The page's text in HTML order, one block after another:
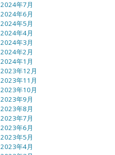
2024年7月
2024年6月
2024年5月
2024年4月
2024年3月
2024年2月
2024年1月
2023年12月
2023年11月
2023年10月
2023年9月
2023年8月
2023年7月
2023年6月
2023年5月
2023年4月